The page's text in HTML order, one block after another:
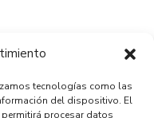
tecnologías como las
del dispositivo. El
procesar datos